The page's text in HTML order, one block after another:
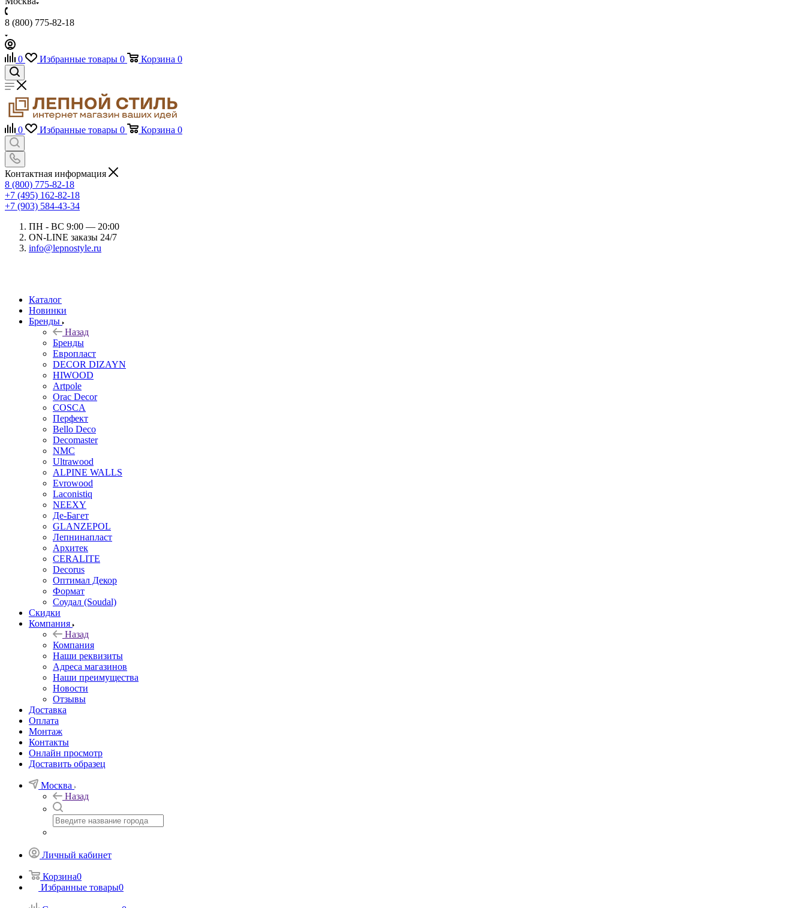
8 (800) 775-82-18
0 Избранные товары 0 Корзина 0
0 Избранные товары 0 Корзина 0
Контактная информация
8 (800) 775-82-18
+7 (495) 162-82-18
+7 (903) 584-43-34
ПН - ВС 9:00 — 20:00
ON-LINE заказы 24/7
info@lepnostyle.ru
Каталог
Новинки
Бренды
Назад
Бренды
Европласт
DECOR DIZAYN
HIWOOD
Artpole
Orac Decor
COSCA
Перфект
Bello Deco
Decomaster
NMС
Ultrawood
ALPINE WALLS
Evrowood
Laconistiq
NEEXY
Де-Багет
GLANZEPOL
Лепнинапласт
Архитек
CERALITE
Decorus
Оптимал Декор
Формат
Соудал (Soudal)
Скидки
Компания
Назад
Компания
Наши реквизиты
Адреса магазинов
Наши преимущества
Новости
Отзывы
Доставка
Оплата
Монтаж
Контакты
Онлайн просмотр
Доставить образец
Москва
Назад
Личный кабинет
Корзина0
Избранные товары0